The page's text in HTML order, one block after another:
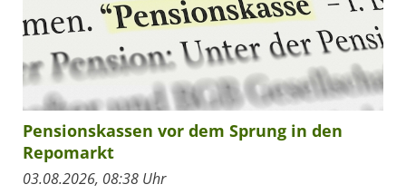
Pensionskassen vor dem Sprung in den
Repomarkt
03.08.2026, 08:38 Uhr